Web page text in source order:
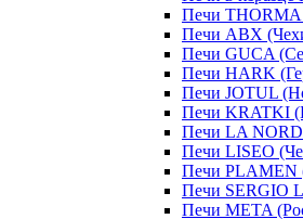
Печи THORMA
Печи ABX
Печи GUCA
Печи HARK
Печи JOTUL
Печи KRATKI
Печи LA
Печи LISEO
Печи PLAMEN
Печи SERGIO
Печи META